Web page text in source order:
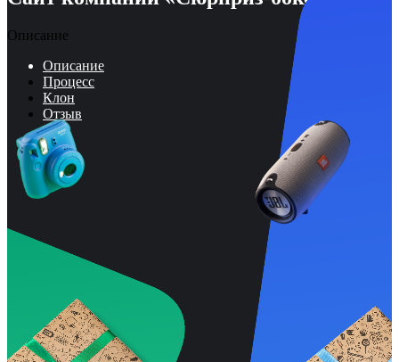
Описание
Описание
Процесс
Клон
Отзыв